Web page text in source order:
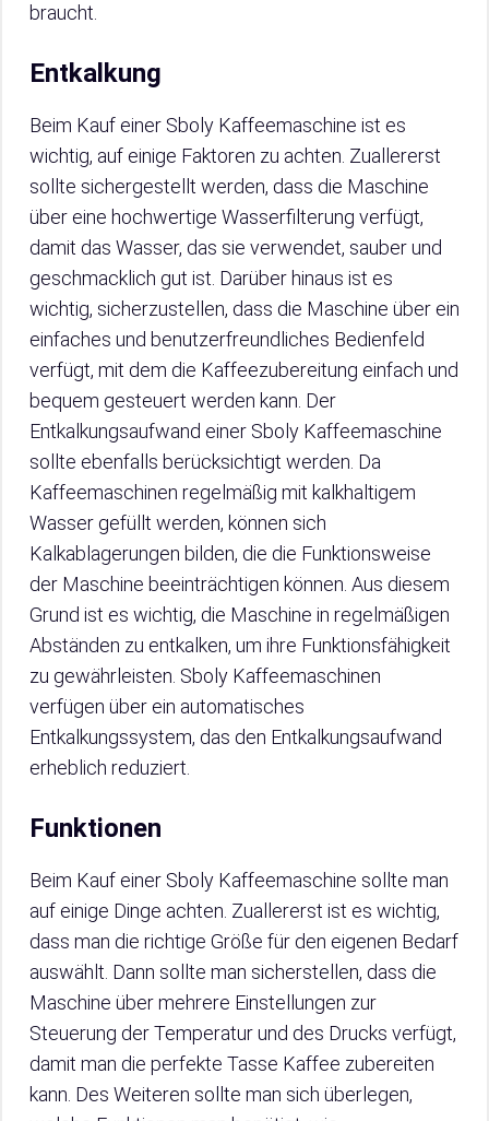
braucht.
Entkalkung
Beim Kauf einer Sboly Kaffeemaschine ist es
wichtig, auf einige Faktoren zu achten. Zuallererst
sollte sichergestellt werden, dass die Maschine
über eine hochwertige Wasserfilterung verfügt,
damit das Wasser, das sie verwendet, sauber und
geschmacklich gut ist. Darüber hinaus ist es
wichtig, sicherzustellen, dass die Maschine über ein
einfaches und benutzerfreundliches Bedienfeld
verfügt, mit dem die Kaffeezubereitung einfach und
bequem gesteuert werden kann. Der
Entkalkungsaufwand einer Sboly Kaffeemaschine
sollte ebenfalls berücksichtigt werden. Da
Kaffeemaschinen regelmäßig mit kalkhaltigem
Wasser gefüllt werden, können sich
Kalkablagerungen bilden, die die Funktionsweise
der Maschine beeinträchtigen können. Aus diesem
Grund ist es wichtig, die Maschine in regelmäßigen
Abständen zu entkalken, um ihre Funktionsfähigkeit
zu gewährleisten. Sboly Kaffeemaschinen
verfügen über ein automatisches
Entkalkungssystem, das den Entkalkungsaufwand
erheblich reduziert.
Funktionen
Beim Kauf einer Sboly Kaffeemaschine sollte man
auf einige Dinge achten. Zuallererst ist es wichtig,
dass man die richtige Größe für den eigenen Bedarf
auswählt. Dann sollte man sicherstellen, dass die
Maschine über mehrere Einstellungen zur
Steuerung der Temperatur und des Drucks verfügt,
damit man die perfekte Tasse Kaffee zubereiten
kann. Des Weiteren sollte man sich überlegen,